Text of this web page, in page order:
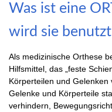
Was ist eine
wird sie
Als medizinische Orthese
Hilfsmittel, das „feste
Körperteilen und
Gelenke und Körperteile
verhindern,